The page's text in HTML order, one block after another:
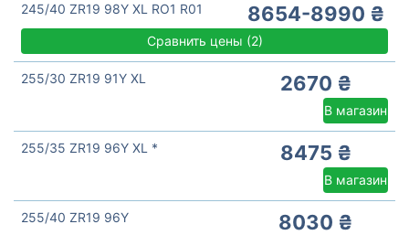
245/40 ZR19 98Y XL RO1 R01 8654-8990 ₴
Сравнить цены (2)
255/30 ZR19 91Y XL 2670 ₴
В магазин
255/35 ZR19 96Y XL * 8475 ₴
В магазин
255/40 ZR19 96Y 8030 ₴